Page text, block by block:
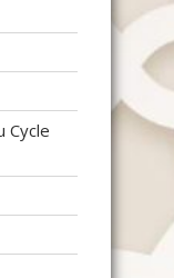
Cycle